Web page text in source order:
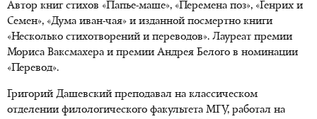
Автор книг стихов «Папье-маше», «Перемена поз», «Генрих и
Семен», «Дума иван-чая» и изданной посмертно книги
«Несколько стихотворений и переводов». Лауреат премии
Мориса Ваксмахера и премии Андрея Белого в номинации
«Перевод».
Григорий Дашевский преподавал на классическом
отделении филологического факультета МГУ, работал на